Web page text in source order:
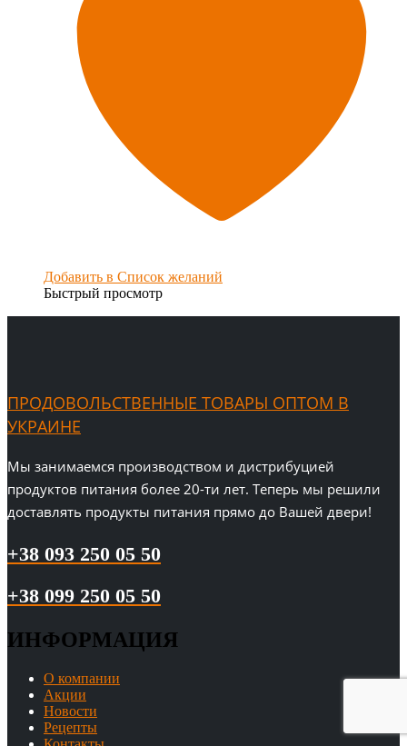
Добавить в Список желаний
Быстрый просмотр
ПРОДОВОЛЬСТВЕННЫЕ ТОВАРЫ ОПТОМ В
УКРАИНЕ
Мы занимаемся производством и дистрибуцией
продуктов питания более 20-ти лет. Теперь мы решили
доставлять продукты питания прямо до Вашей двери!
+38 093 250 05 50
+38 099 250 05 50
ИНФОРМАЦИЯ
О компании
Акции
Новости
Рецепты